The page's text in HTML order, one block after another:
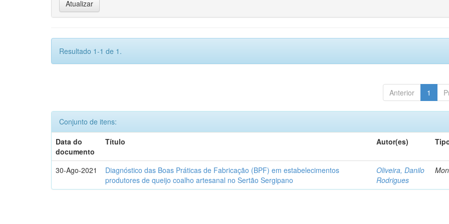
Resultado 1-1 de 1.
Anterior 1
Conjunto de itens:
Data do
documento
Título Autor(es)
30-Ago-2021
Diagnóstico das Boas Práticas de Fabricação (BPF) em estabelecimentos
produtores de queijo coalho artesanal no Sertão Sergipano
Oliveira, Danilo
Rodrigues